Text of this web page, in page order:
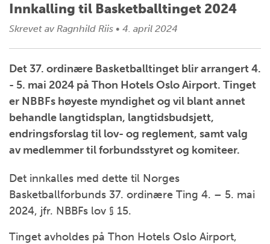
Innkalling til Basketballtinget 2024
Skrevet av Ragnhild Riis • 4. april 2024
Det 37. ordinære Basketballtinget blir arrangert 4.
- 5. mai 2024 på Thon Hotels Oslo Airport. Tinget
er NBBFs høyeste myndighet og vil blant annet
behandle langtidsplan, langtidsbudsjett,
endringsforslag til lov- og reglement, samt valg
av medlemmer til forbundsstyret og komiteer.
Det innkalles med dette til Norges
Basketballforbunds 37. ordinære Ting 4. – 5. mai
2024, jfr. NBBFs lov § 15.
Tinget avholdes på Thon Hotels Oslo Airport,